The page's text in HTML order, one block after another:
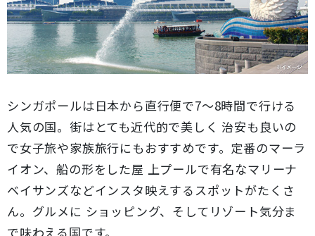
シンガポールは日本から直行便で7～8時間で行ける
人気の国。街はとても近代的で美しく 治安も良いの
で女子旅や家族旅行にもおすすめです。定番のマーラ
イオン、船の形をした屋 上プールで有名なマリーナ
ベイサンズなどインスタ映えするスポットがたくさ
ん。グルメに ショッピング、そしてリゾート気分ま
で味わえる国です。